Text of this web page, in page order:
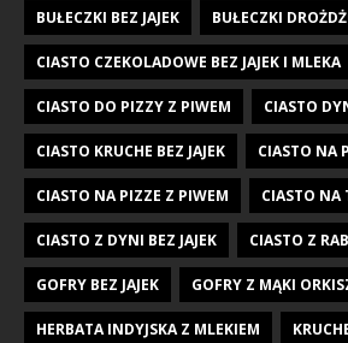
BUŁECZKI BEZ JAJEK BUŁECZKI
CIASTO CZEKOLADOWE BEZ JAJEK I MLEKA
CIASTO DO PIZZY Z PIWEM CIASTO
CIASTO KRUCHE BEZ JAJEK CIASTO NA
CIASTO NA PIZZE Z PIWEM CIASTO NA
CIASTO Z DYNI BEZ JAJEK CIASTO Z
GOFRY BEZ JAJEK GOFRY Z MĄKI
HERBATA INDYJSKA Z MLEKIEM